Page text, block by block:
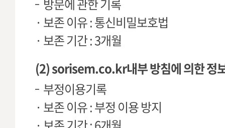
방문에 관한 기록
· 보존 이유 : 통신비밀보호법
· 보존 기간 : 3개월
(2) sorisem.co.kr내부 방침에 의한 정
부정이용기록
· 보존 이유 : 부정 이용 방지